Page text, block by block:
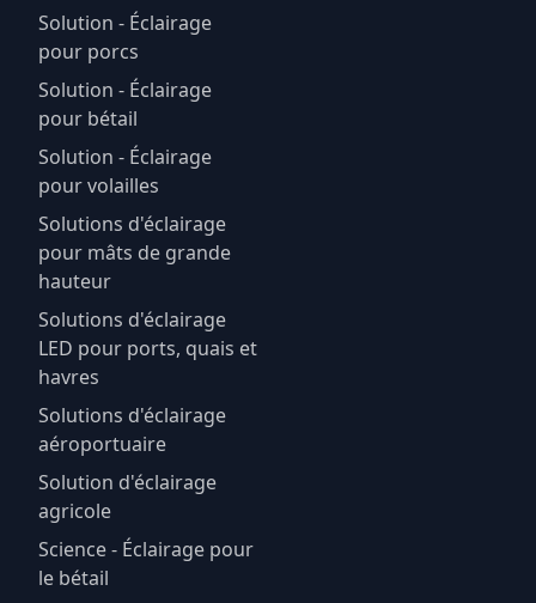
Solution - Éclairage
pour porcs
Solution - Éclairage
pour bétail
Solution - Éclairage
pour volailles
Solutions d'éclairage
pour mâts de grande
hauteur
Solutions d'éclairage
LED pour ports, quais et
havres
Solutions d'éclairage
aéroportuaire
Solution d'éclairage
agricole
Science - Éclairage pour
le bétail